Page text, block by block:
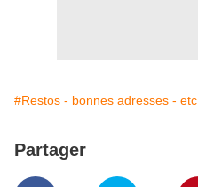
#Restos - bonnes adresses - etc
Partager